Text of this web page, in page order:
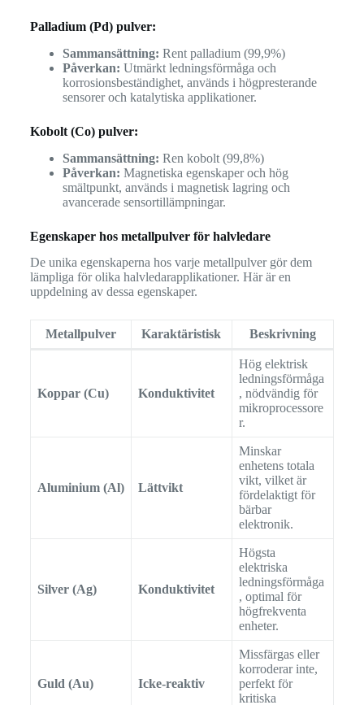
Palladium (Pd) pulver:
Sammansättning: Rent palladium (99,9%)
Påverkan: Utmärkt ledningsförmåga och
korrosionsbeständighet, används i högpresterande
sensorer och katalytiska applikationer.
Kobolt (Co) pulver:
Sammansättning: Ren kobolt (99,8%)
Påverkan: Magnetiska egenskaper och hög
smältpunkt, används i magnetisk lagring och
avancerade sensortillämpningar.
Egenskaper hos metallpulver för halvledare
De unika egenskaperna hos varje metallpulver gör dem
lämpliga för olika halvledarapplikationer. Här är en
uppdelning av dessa egenskaper.
Metallpulver Karaktäristisk Beskrivning
Koppar (Cu) Konduktivitet
Hög elektrisk
ledningsförmåga
, nödvändig för
mikroprocessore
r.
Aluminium (Al) Lättvikt
Minskar
enhetens totala
vikt, vilket är
fördelaktigt för
bärbar
elektronik.
Silver (Ag) Konduktivitet
Högsta
elektriska
ledningsförmåga
, optimal för
högfrekventa
enheter.
Guld (Au) Icke-reaktiv
Missfärgas eller
korroderar inte,
perfekt för
kritiska